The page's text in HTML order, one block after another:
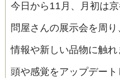
今日から11月、月初は
問屋さんの展示会を周り
情報や新しい品物に触れ
頭や感覚をアップデート